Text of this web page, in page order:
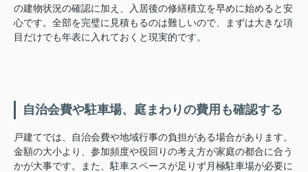
の建物状況の確認に加え、入居後の修繕積立を早めに始めると安
心です。全部を完璧に見積もるのは難しいので、まずは大きな項
目だけでも年表に入れておくと現実的です。
自治会費や駐車場、庭まわりの費用も確認する
戸建てでは、自治会費や地域行事の負担がある場合があります。
金額の大小より、参加頻度や役回りの考え方が家庭の都合に合う
かが大事です。また、駐車スペースが足りず月極駐車場が必要に